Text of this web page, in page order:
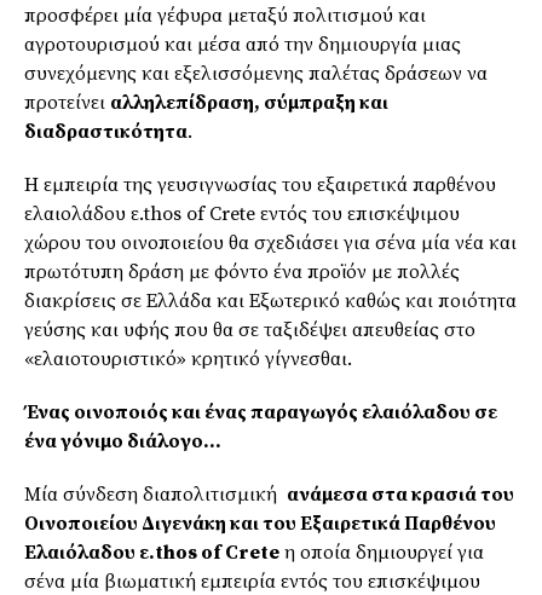
προσφέρει μία γέφυρα μεταξύ πολιτισμού και
αγροτουρισμού και μέσα από την δημιουργία μιας
συνεχόμενης και εξελισσόμενης παλέτας δράσεων να
προτείνει αλληλεπίδραση, σύμπραξη και
διαδραστικότητα.
H εμπειρία της γευσιγνωσίας του εξαιρετικά παρθένου
ελαιολάδου ε.thos of Crete εντός του επισκέψιμου
χώρου του οινοποιείου θα σχεδιάσει για σένα μία νέα και
πρωτότυπη δράση με φόντο ένα προϊόν με πολλές
διακρίσεις σε Ελλάδα και Εξωτερικό καθώς και ποιότητα
γεύσης και υφής που θα σε ταξιδέψει απευθείας στο
«ελαιοτουριστικό» κρητικό γίγνεσθαι.
Ένας οινοποιός και ένας παραγωγός ελαιόλαδου σε
ένα γόνιμο διάλογο…
Mία σύνδεση διαπολιτισμική ανάμεσα στα κρασιά του
Οινοποιείου Διγενάκη και του Εξαιρετικά Παρθένου
Ελαιόλαδου ε.thos ofCrete η οποία δημιουργεί για
σένα μία βιωματική εμπειρία εντός του επισκέψιμου